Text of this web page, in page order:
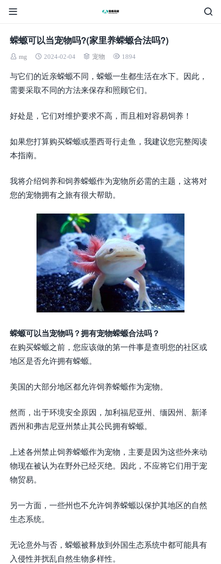
蝾螈可以当宠物吗?(家里养蝾螈合法吗?)
mg 2024-02-04 宠物 1894
与它们的近亲蝾螈不同，蝾螈一生都生活在水下。因此，
需要采取不同的方法来保存和照顾它们。
好处是，它们对维护要求不高，而且相对容易饲养！
如果您打算购买蝾螈或墨西哥行走鱼，我建议您完整阅读
本指南。
我将介绍饲养和饲养蝾螈作为宠物所必需的主题，这将对
您的宠物拥有之旅有很大帮助。
蝾螈可以当宠物吗？拥有宠物蝾螈合法吗？
在购买蝾螈之前，您应该做的第一件事是查明您的社区或
地区是否允许拥有蝾螈。
美国的大部分地区都允许饲养蝾螈作为宠物。
然而，出于环境安全原因，加利福尼亚州、缅因州、新泽
西州和弗吉尼亚州禁止其公民拥有蝾螈。
上述各州禁止饲养蝾螈作为宠物，主要是因为这些外来动
物现在被认为在野外已经灭绝。因此，不应将它们用于宠
物贸易。
另一方面，一些州也不允许饲养蝾螈以保护其地区的自然
生态系统。
无论意外与否，蝾螈被释放到外国生态系统中都可能具有
入侵性并扰乱自然生物多样性。